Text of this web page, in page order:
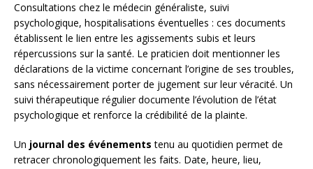
Consultations chez le médecin généraliste, suivi
psychologique, hospitalisations éventuelles : ces documents
établissent le lien entre les agissements subis et leurs
répercussions sur la santé. Le praticien doit mentionner les
déclarations de la victime concernant l’origine de ses troubles,
sans nécessairement porter de jugement sur leur véracité. Un
suivi thérapeutique régulier documente l’évolution de l’état
psychologique et renforce la crédibilité de la plainte.
Un journal des événements tenu au quotidien permet de
retracer chronologiquement les faits. Date, heure, lieu,